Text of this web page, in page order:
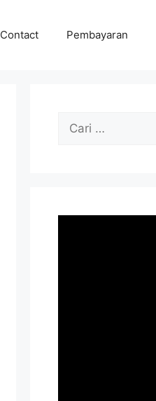
Contact Pembayaran
Cari